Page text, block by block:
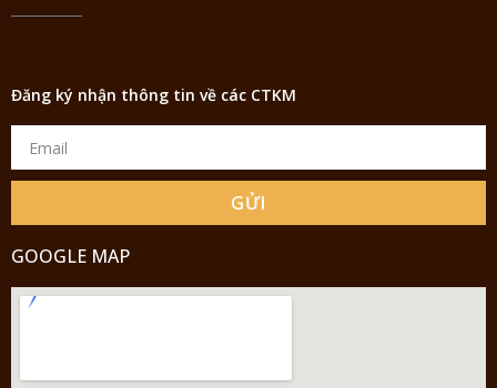
Đăng ký nhận thông tin về các CTKM
GỬI
GOOGLE MAP